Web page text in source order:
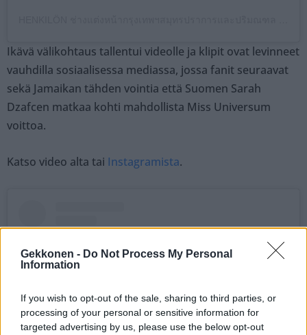
Gekkonen - Do Not Process My Personal
Information
If you wish to opt-out of the sale, sharing to third parties, or
processing of your personal or sensitive information for
targeted advertising by us, please use the below opt-out
Ikävä välikohtaus tallentui videolle ja klipit ovat levinneet
vauhdilla sosiaalisessa mediassa, jossa fanit seuraavat
sekä Jamaikan tähden vointia että Suomen Sarah
Dzafcen matkaa kohti mahdollista Miss Universum
voittoa.
Katso video alta tai Instagramista.